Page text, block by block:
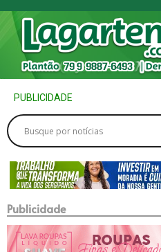
PUBLICIDADE
Publicidade